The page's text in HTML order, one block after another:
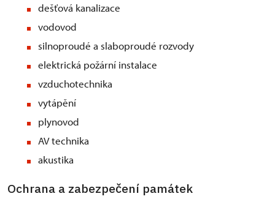
dešťová kanalizace
vodovod
silnoproudé a slaboproudé rozvody
elektrická požární instalace
vzduchotechnika
vytápění
plynovod
AV technika
akustika
Ochrana a zabezpečení památek